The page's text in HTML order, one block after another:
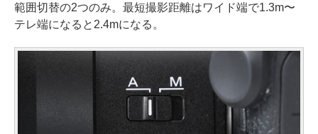
範囲切替の2つのみ。最短撮影距離はワイド端で1.3m〜
テレ端になると2.4mになる。